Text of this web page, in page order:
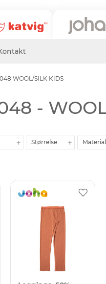
WOOL/SILK KIDS
-
Størrelse